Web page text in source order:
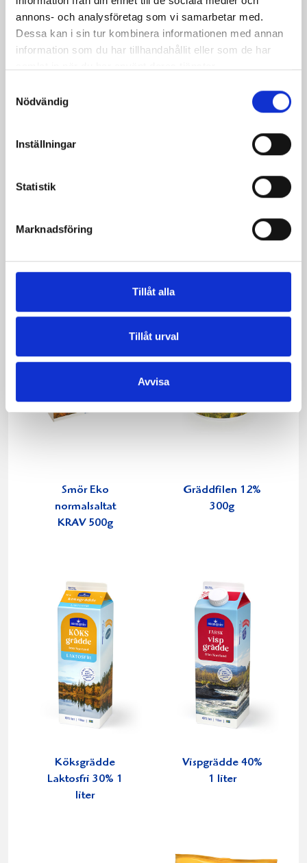
annons- och analysföretag som vi samarbetar med.
Dessa kan i sin tur kombinera informationen med annan
information som du har tillhandahållit eller som de har
Nödvändig
Inställningar
Statistik
Marknadsföring
Tillåt alla
Tillåt urval
Avvisa
Päronfil 2,7%
Skogsbärsfil 2,7%
Smör Eko
normalsaltat
KRAV 500g
Gräddfilen 12%
300g
Köksgrädde
Laktosfri 30% 1
liter
Vispgrädde 40%
1 liter